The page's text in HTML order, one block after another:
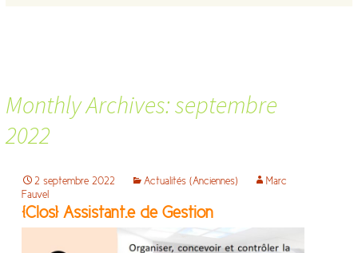
Monthly Archives: septembre
2022
2 septembre 2022 Actualités (Anciennes)
Marc
Fauvel
[Clos] Assistant.e de Gestion